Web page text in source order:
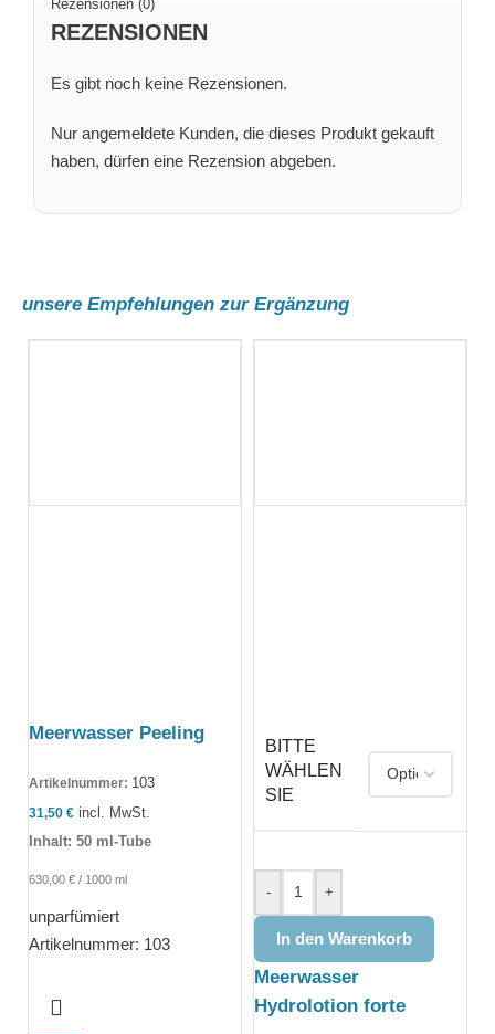
Rezensionen (0)
REZENSIONEN
Es gibt noch keine Rezensionen.
Nur angemeldete Kunden, die dieses Produkt gekauft
haben, dürfen eine Rezension abgeben.
unsere Empfehlungen zur Ergänzung
Meerwasser Peeling
Artikelnummer: 103
31,50 € incl. MwSt.
Inhalt: 50 ml-Tube
630,00 € / 1000 ml
unparfümiert
Artikelnummer: 103
BITTE
WÄHLEN
SIE
- +
In den Warenkorb
Meerwasser
Hydrolotion forte